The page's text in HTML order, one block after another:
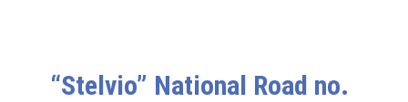
“Stelvio” National Road no.